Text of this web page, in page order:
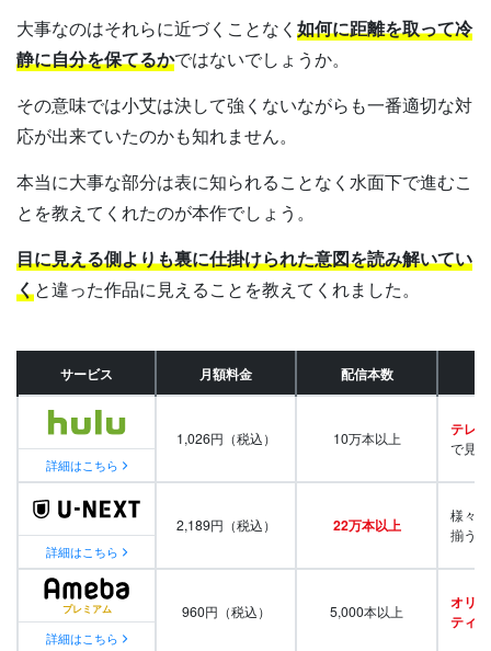
大事なのはそれらに近づくことなく 如何に距離を取って冷
静に自分を保てるかではないでしょうか。
その意味では小艾は決して強くないながらも一番適切な対
応が出来ていたのかも知れません。
本当に大事な部分は表に知られることなく水面下で進むこ
とを教えてくれたのが本作でしょう。
目に見える側よりも裏に仕掛けられた意図を読み解いてい
くと違った作品に見えることを教えてくれました。
サービス 月額料金 配信本数
詳細はこちら
1,026円（税込） 10万本以上 テレビ
で見
詳細はこちら
2,189円（税込） 22万本以上
様々
揃う
詳細はこちら
960円（税込） 5,000本以上
オリ
ティ